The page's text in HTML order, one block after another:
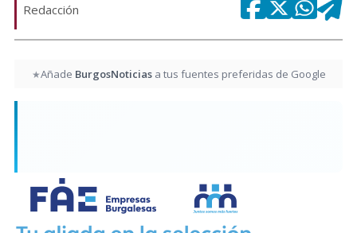
Redacción
★Añade BurgosNoticiasa tus fuentes preferidas de Google